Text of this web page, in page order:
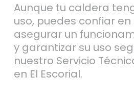
Aunque tu caldera
uso, puedes confiar
asegurar un
y garantizar su uso
nuestro Servicio
en El Escorial.